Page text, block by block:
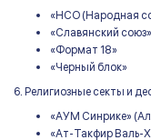
«НСО (Народная
«Славянский союз»
«Формат 18»
«Черный блок»
6. Религиозные секты и
«АУМ Синрике»
«Ат-Такфир Валь-